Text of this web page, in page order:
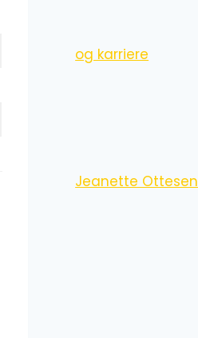
og karriere
Jeanette Ottesen